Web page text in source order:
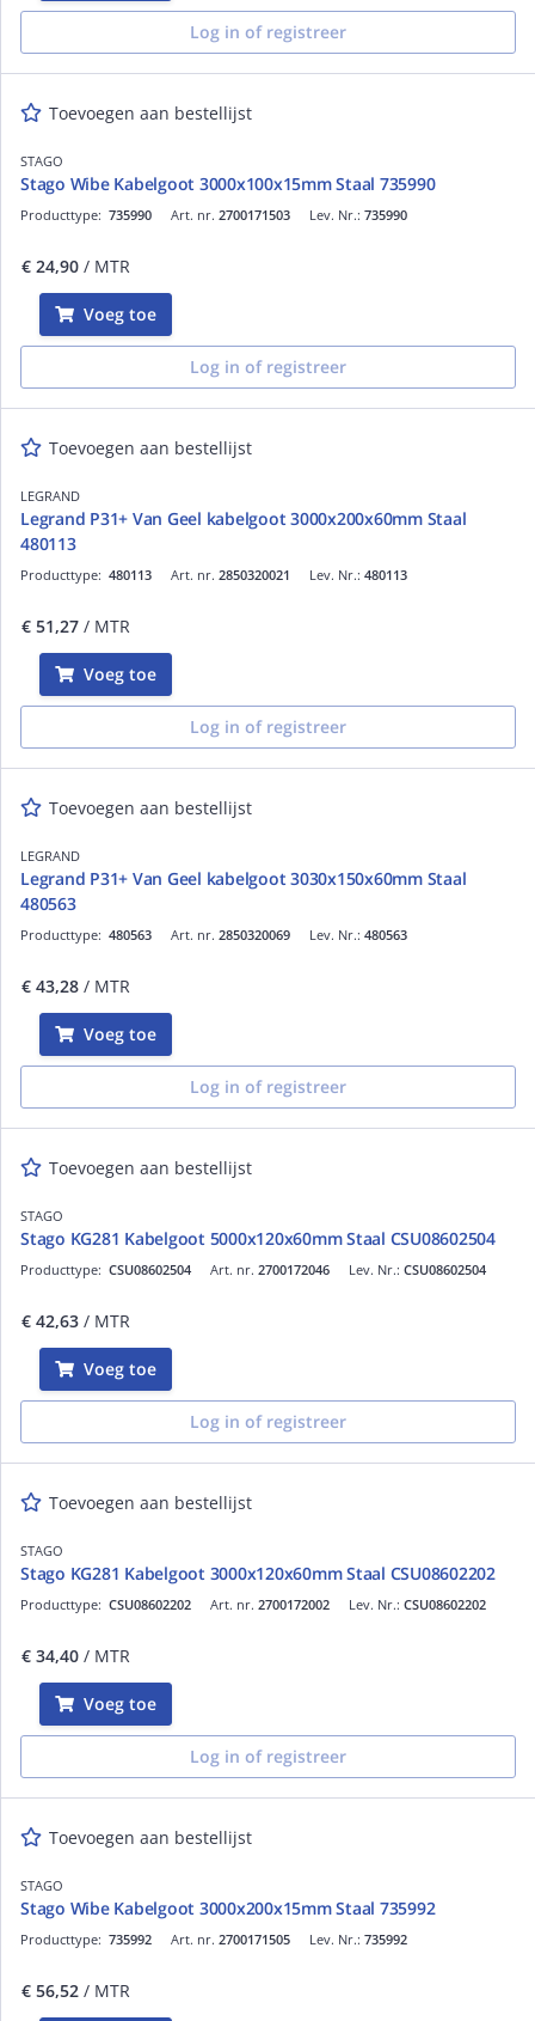
Log in of registreer
Toevoegen aan bestellijst
STAGO
Stago Wibe Kabelgoot 3000x100x15mm Staal 735990
Art. nr. 2700171503
Producttype: 735990 Lev. Nr.: 735990
€ 24,90 / MTR
Voeg toe
Log in of registreer
Toevoegen aan bestellijst
LEGRAND
Legrand P31+ Van Geel kabelgoot 3000x200x60mm Staal
480113
Art. nr. 2850320021
Producttype: 480113 Lev. Nr.: 480113
€ 51,27 / MTR
Voeg toe
Log in of registreer
Toevoegen aan bestellijst
LEGRAND
Legrand P31+ Van Geel kabelgoot 3030x150x60mm Staal
480563
Art. nr. 2850320069
Producttype: 480563 Lev. Nr.: 480563
€ 43,28 / MTR
Voeg toe
Log in of registreer
Toevoegen aan bestellijst
STAGO
Stago KG281 Kabelgoot 5000x120x60mm Staal CSU08602504
Art. nr. 2700172046
Producttype: CSU08602504 Lev. Nr.: CSU08602504
€ 42,63 / MTR
Voeg toe
Log in of registreer
Toevoegen aan bestellijst
STAGO
Stago KG281 Kabelgoot 3000x120x60mm Staal CSU08602202
Art. nr. 2700172002
Producttype: CSU08602202 Lev. Nr.: CSU08602202
€ 34,40 / MTR
Voeg toe
Log in of registreer
Toevoegen aan bestellijst
STAGO
Stago Wibe Kabelgoot 3000x200x15mm Staal 735992
Art. nr. 2700171505
Producttype: 735992 Lev. Nr.: 735992
€ 56,52 / MTR